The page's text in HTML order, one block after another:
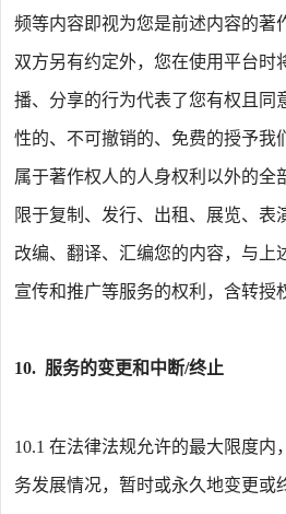
频等内容即视为您是前述内容的著
双方另有约定外，您在使用平台时
播、分享的行为代表了您有权且同
性的、不可撤销的、免费的授予我
属于著作权人的人身权利以外的全
限于复制、发行、出租、展览、表
改编、翻译、汇编您的内容，与上
宣传和推广等服务的权利，含转授
10. 服务的变更和中断/终止
10.1在法律法规允许的最大限度内
务发展情况，暂时或永久地变更或